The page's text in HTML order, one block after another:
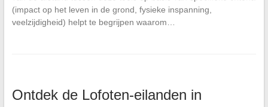
(impact op het leven in de grond, fysieke inspanning,
veelzijdigheid) helpt te begrijpen waarom…
Ontdek de Lofoten-eilanden in